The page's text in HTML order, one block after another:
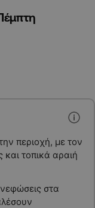
περιοχή, με τον
και τοπικά αραιή
στα